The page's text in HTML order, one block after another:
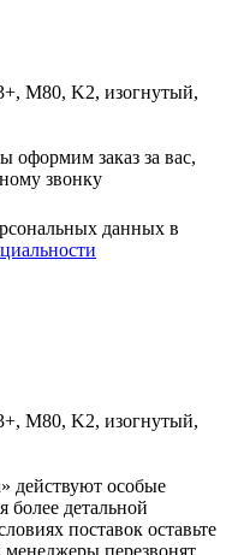
M80, K2, изогнутый,
оформим заказ за вас,
звонку
данных в
M80, K2, изогнутый,
действуют особые
более детальной
поставок оставьте
перезвонят